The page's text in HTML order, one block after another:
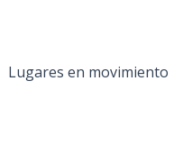
Lugares en movimiento